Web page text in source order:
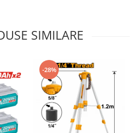
Pământ
SIMILARE
-28%